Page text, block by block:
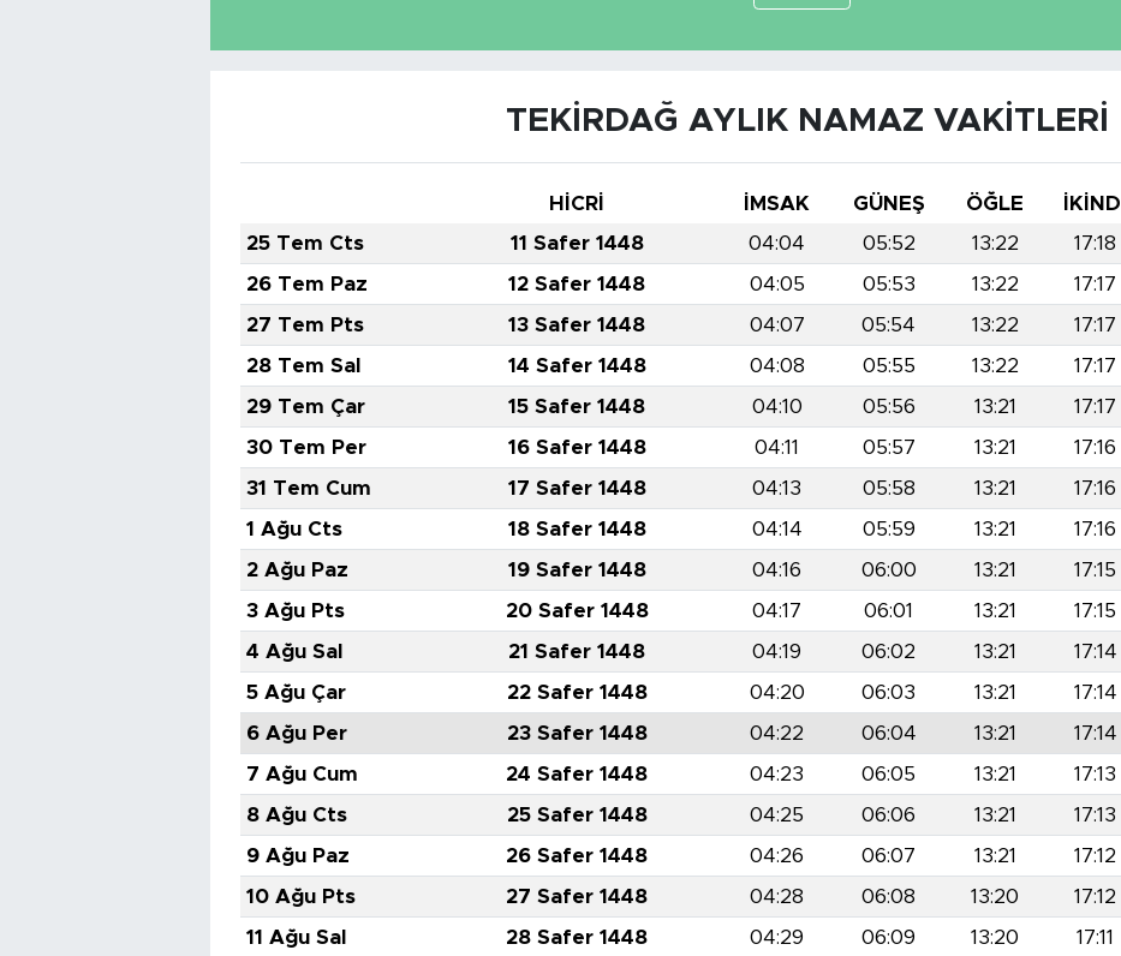
TEKİRDAĞ AYLIK NAMAZ VAKITLERI
HİCRİ İMSAK GÜNEŞ ÖĞLE İKINDI
25 Tem Cts
11 Safer 1448 04:04 05:52 13:22 17:18
26 Tem Paz
12 Safer 1448 04:05 05:53 13:22 17:17
27 Tem Pts
13 Safer 1448 04:07 05:54 13:22 17:17
28 Tem Sal
14 Safer 1448 04:08 05:55 13:22 17:17
29 Tem Çar
15 Safer 1448 04:10 05:56 13:21 17:17
30 Tem Per
16 Safer 1448 04:11 05:57 13:21 17:16
31 Tem Cum
17 Safer 1448 04:13 05:58 13:21 17:16
1 Ağu Cts
18 Safer 1448 04:14 05:59 13:21 17:16
2 Ağu Paz
19 Safer 1448 04:16 06:00 13:21 17:15
3 Ağu Pts
20 Safer 1448 04:17 06:01 13:21 17:15
4 Ağu Sal
21 Safer 1448 04:19 06:02 13:21 17:14
5 Ağu Çar
22 Safer 1448 04:20 06:03 13:21 17:14
6 Ağu Per
23 Safer 1448 04:22 06:04 13:21 17:14
7 Ağu Cum
24 Safer 1448 04:23 06:05 13:21 17:13
8 Ağu Cts
25 Safer 1448 04:25 06:06 13:21 17:13
9 Ağu Paz
26 Safer 1448 04:26 06:07 13:21 17:12
10 Ağu Pts
27 Safer 1448 04:28 06:08 13:20 17:12
11 Ağu Sal
28 Safer 1448 04:29 06:09 13:20 17:11